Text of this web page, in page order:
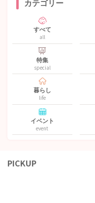
カテゴリー
すべて
all
特集
special
暮らし
life
イベント
event
PICKUP